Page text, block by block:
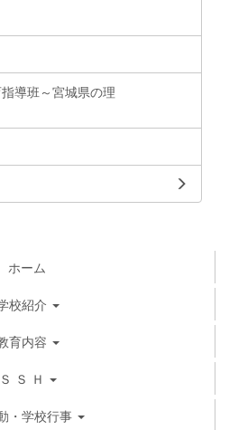
導班～宮城県の理
ホーム
校紹介
育内容
Ｓ Ｓ Ｈ
・学校行事